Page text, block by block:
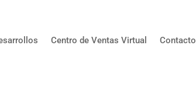
Centro de Ventas Virtual Contacto